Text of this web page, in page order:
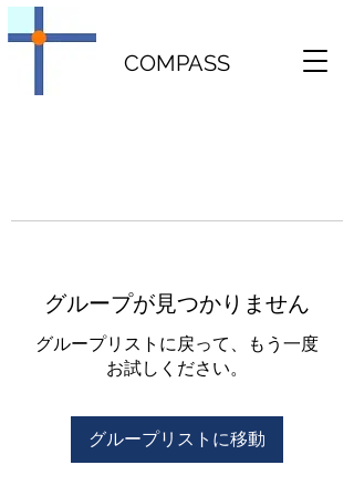
COMPASS
グループが見つかりません
グループリストに戻って、もう一度
お試しください。
グループリストに移動